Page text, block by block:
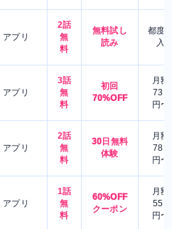
アプリ
2話
無
料
無料試し
読み
都度
入
アプリ
3話
無
料
初回
70%OFF
月額
730
円〜
アプリ
2話
無
料
30日無料
体験
月額
780
円〜
アプリ
1話
無
料
60%OFF
クーポン
月額
550
円〜